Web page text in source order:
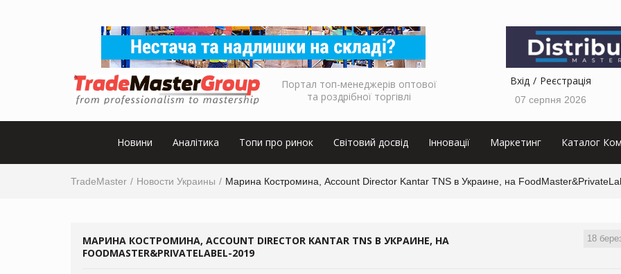
Портал топ-менеджерів оптової
та роздрібної торгівлі
Вхід Реєстрація
07 серпня 2026
Новини Аналітика Топи про ринок Світовий досвід Інновації Маркетинг Каталог
TradeMaster Новости Украины Марина Костромина, Account Director Kantar TNS в Украине, на
18
МАРИНА КОСТРОМИНА, ACCOUNT DIRECTOR KANTAR TNS В УКРАИНЕ, НА
FOODMASTER&PRIVATELABEL-2019